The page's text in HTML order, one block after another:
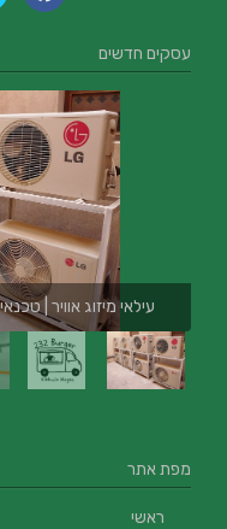
עסקים חדשים
עילאי מיזוג אוויר |
מפת אתר
ראשי